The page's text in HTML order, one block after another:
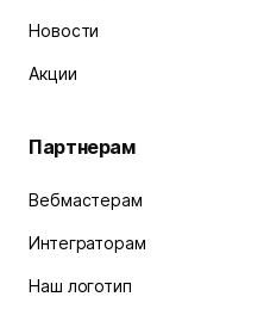
Новости
Акции
Партнерам
Вебмастерам
Интеграторам
Наш логотип